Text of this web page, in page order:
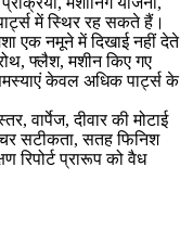
में स्थिर रह सकते हैं।
एक नमूने में दिखाई नहीं देते
फ्लैश, मशीन किए गए
केवल अधिक पार्ट्स के
वार्पेज, दीवार की मोटाई
सटीकता, सतह फिनिश
रिपोर्ट प्रारूप को वैध